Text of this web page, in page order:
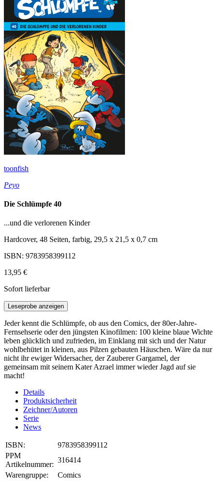
toonfish
Peyo
Die Schlümpfe 40
...und die verlorenen Kinder
Hardcover, 48 Seiten, farbig, 29,5 x 21,5 x 0,7 cm
ISBN: 9783958399112
13,95 €
Sofort lieferbar
Leseprobe anzeigen
Jeder kennt die Schlümpfe, ob aus den Comics, der 80er-Jahre-
Fernsehserie oder den jüngsten Kinofilmen: 100 kleine blaue Wichte
leben glücklich und zufrieden, im Einklang mit sich und der Natur
wohlbehütet in kleinen, aus Pilzen gebauten Häuschen. Wäre da nur
nicht ihr ewiger Widersacher, der Zauberer Gargamel, der
gemeinsam mit seinem Kater Azrael immer wieder Jagd auf sie
macht!
Details
Produktsicherheit
Zeichner/Autoren
Serie
News
ISBN:
9783958399112
PPM
Artikelnummer:
316414
Warengruppe:
Comics